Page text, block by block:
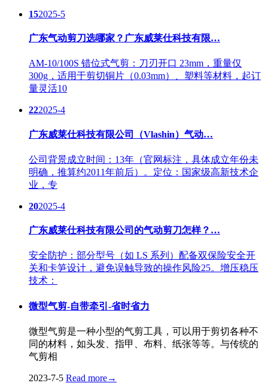
152025-5
广东气动剪刀选哪家？广东威莱仕科技有限…
AM-10/100S 错位式气剪：刀刃开口 23mm，重量仅
300g，适用于剪切铜片（0.03mm）、塑料等材料，起订
量灵活10
222025-4
广东威莱仕科技有限公司（Vlashin）气动…
公司背景成立时间：13年（官网标注，具体成立年份未
明确，推算约2011年前后）。定位：国家级高新技术企
业，专
202025-4
广东威莱仕科技有限公司的气动剪刀怎样？…
安全防护：部分型号（如 LS 系列）配备双保险安全开
关和卡笋设计，避免误触导致的操作风险25。增压稳压
技术：
微型气剪-自带牵引-省时省力
微型气剪是一种小型的气剪工具，可以用于剪切各种不
同的材料，如头发、指甲、布料、纸张等等。与传统的
气剪相
2023-7-5 Read more→